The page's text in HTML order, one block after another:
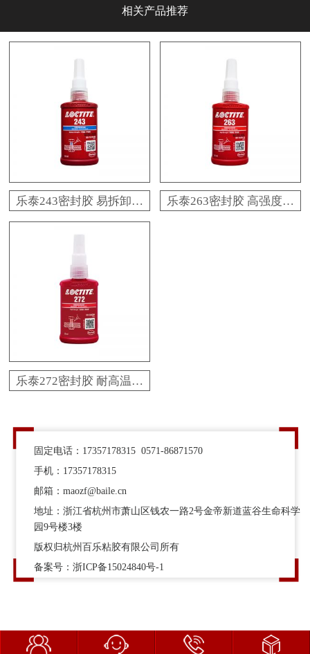
相关产品推荐
乐泰243密封胶 易拆卸耐
油维修用螺纹锁固胶粘剂
乐泰263密封胶 高强度耐
乐泰272密封胶 耐高温高
固定电话：17357178315 0571-86871570
手机：17357178315
邮箱：maozf@baile.cn
地址：浙江省杭州市萧山区钱农一路2号金帝新道蓝谷生命科学
园9号楼3楼
版权归杭州百乐粘胶有限公司所有
备案号：浙ICP备15024840号-1